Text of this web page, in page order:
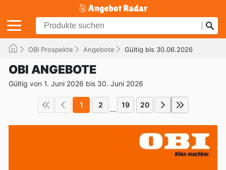
OBI Prospekte Angebote Gültig bis 30.06.2026
OBI ANGEBOTE
Gültig von 1. Juni 2026 bis 30. Juni 2026
1 2 ... 19 20